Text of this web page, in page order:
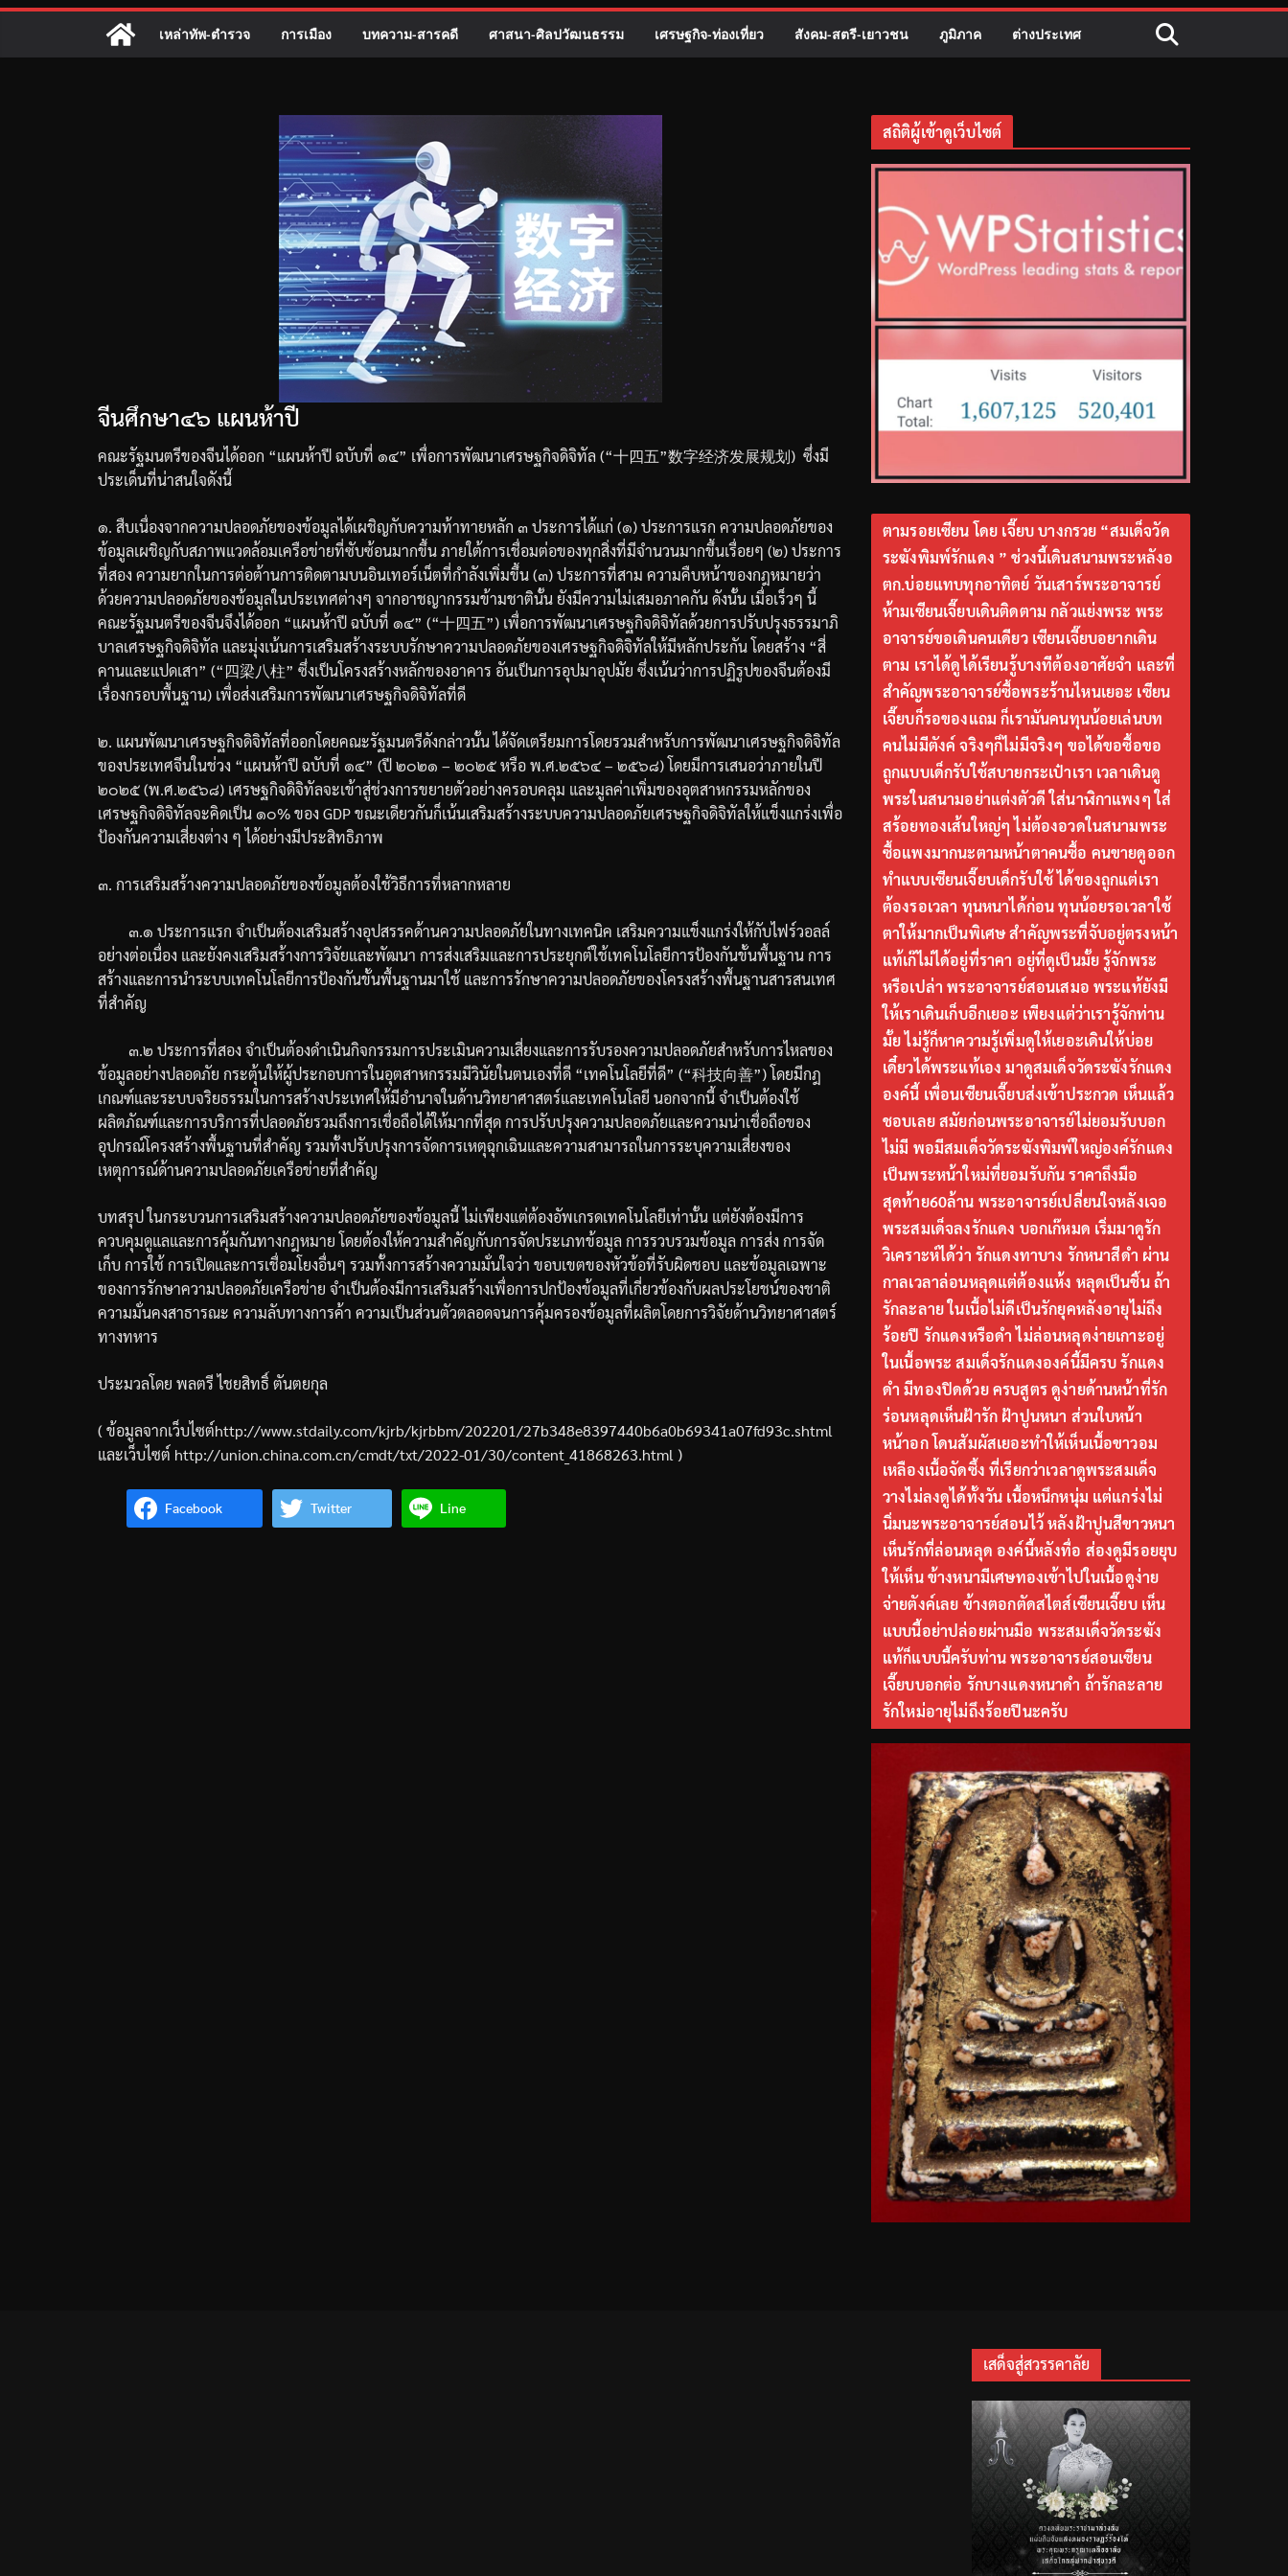
เหล่าทัพ-ตำรวจ การเมือง บทความ-สารคดี ศาสนา-ศิลปวัฒนธรรม เศรษฐกิจ-ท่องเที่ยว สังคม-สตรี-เยาวชน ภูมิภาค ต่างประเทศ
จีนศึกษา๔๖ แผนห้าปี
คณะรัฐมนตรีของจีนได้ออก “แผนห้าปีฉบับที่ ๑๔” เพื่อการพัฒนาเศรษฐกิจดิจิทัล (“十四五”数字经济发展规划) ซึ่งมี
ประเด็นที่น่าสนใจดังนี้
๑. สืบเนื่องจากความปลอดภัยของข้อมูลได้เผชิญกับความท้าทายหลัก ๓ ประการได้แก่ (๑)ประการแรก ความปลอดภัยของ
ข้อมูลเผชิญกับสภาพแวดล้อมเครือข่ายที่ซับซ้อนมากขึ้นภายใต้การเชื่อมต่อของทุกสิ่งที่มีจำนวนมากขึ้นเรื่อยๆ (๒)ประการ
ที่สอง ความยากในการต่อต้านการติดตามบนอินเทอร์เน็ตที่กำลังเพิ่มขึ้น(๓)ประการที่สาม ความคืบหน้าของกฎหมายว่า
ด้วยความปลอดภัยของข้อมูลในประเทศต่างๆ จากอาชญากรรมข้ามชาตินั้นยังมีความไม่เสมอภาคกันดังนั้น เมื่อเร็วๆ นี้
คณะรัฐมนตรีของจีนจึงได้ออก “แผนห้าปีฉบับที่ ๑๔” (“十四五”) เพื่อการพัฒนาเศรษฐกิจดิจิทัลด้วยการปรับปรุงธรรมาภิ
บาลเศรษฐกิจดิจิทัล และมุ่งเน้นการเสริมสร้างระบบรักษาความปลอดภัยของเศรษฐกิจดิจิทัลให้มีหลักประกันโดยสร้าง “สี่
คานและแปดเสา” (“四梁八柱” ซึ่งเป็นโครงสร้างหลักของอาคาร อันเป็นการอุปมาอุปมัย ซึ่งเน้นว่าการปฏิรูปของจีนต้องมี
เรื่องกรอบพื้นฐาน) เพื่อส่งเสริมการพัฒนาเศรษฐกิจดิจิทัลที่ดี
๒. แผนพัฒนาเศรษฐกิจดิจิทัลที่ออกโดยคณะรัฐมนตรีดังกล่าวนั้นได้จัดเตรียมการโดยรวมสำหรับการพัฒนาเศรษฐกิจดิจิทัล
ของประเทศจีนในช่วง “แผนห้าปีฉบับที่ ๑๔” (ปี๒๐๒๑ – ๒๐๒๕หรือพ.ศ.๒๕๖๔– ๒๕๖๘)โดยมีการเสนอว่าภายในปี
๒๐๒๕(พ.ศ.๒๕๖๘) เศรษฐกิจดิจิทัลจะเข้าสู่ช่วงการขยายตัวอย่างครอบคลุม และมูลค่าเพิ่มของอุตสาหกรรมหลักของ
เศรษฐกิจดิจิทัลจะคิดเป็น๑๐%ของ GDPขณะเดียวกันก็เน้นเสริมสร้างระบบความปลอดภัยเศรษฐกิจดิจิทัลให้แข็งแกร่งเพื่อ
ป้องกันความเสี่ยงต่าง ๆ ได้อย่างมีประสิทธิภาพ
๓. การเสริมสร้างความปลอดภัยของข้อมูลต้องใช้วิธีการที่หลากหลาย
๓.๑ ประการแรก จำเป็นต้องเสริมสร้างอุปสรรคด้านความปลอดภัยในทางเทคนิค เสริมความแข็งแกร่งให้กับไฟร์วอลล์
อย่างต่อเนื่อง และยังคงเสริมสร้างการวิจัยและพัฒนา การส่งเสริมและการประยุกต์ใช้เทคโนโลยีการป้องกันขั้นพื้นฐานการ
สร้างและการนำระบบเทคโนโลยีการป้องกันขั้นพื้นฐานมาใช้ และการรักษาความปลอดภัยของโครงสร้างพื้นฐานสารสนเทศ
ที่สำคัญ
๓.๒ ประการที่สอง จำเป็นต้องดำเนินกิจกรรมการประเมินความเสี่ยงและการรับรองความปลอดภัยสำหรับการไหลของ
ข้อมูลอย่างปลอดภัย กระตุ้นให้ผู้ประกอบการในอุตสาหกรรมมีวินัยในตนเองที่ดี “เทคโนโลยีที่ดี” (“科技向善”)โดยมีกฎ
เกณฑ์และระบบจริยธรรมในการสร้างประเทศให้มีอำนาจในด้านวิทยาศาสตร์และเทคโนโลยี นอกจากนี้จำเป็นต้องใช้
ผลิตภัณฑ์และการบริการที่ปลอดภัยรวมถึงการเชื่อถือได้ให้มากที่สุดการปรับปรุงความปลอดภัยและความน่าเชื่อถือของ
อุปกรณ์โครงสร้างพื้นฐานที่สำคัญ รวมทั้งปรับปรุงการจัดการเหตุฉุกเฉินและความสามารถในการระบุความเสี่ยงของ
เหตุการณ์ด้านความปลอดภัยเครือข่ายที่สำคัญ
บทสรุปในกระบวนการเสริมสร้างความปลอดภัยของข้อมูลนี้ไม่เพียงแต่ต้องอัพเกรดเทคโนโลยีเท่านั้น แต่ยังต้องมีการ
ควบคุมดูแลและการคุ้มกันทางกฎหมาย โดยต้องให้ความสำคัญกับการจัดประเภทข้อมูล การรวบรวมข้อมูล การส่ง การจัด
เก็บการใช้การเปิดและการเชื่อมโยงอื่นๆ รวมทั้งการสร้างความมั่นใจว่า ขอบเขตของหัวข้อที่รับผิดชอบ และข้อมูลเฉพาะ
ของการรักษาความปลอดภัยเครือข่าย จำเป็นต้องมีการเสริมสร้างเพื่อการปกป้องข้อมูลที่เกี่ยวข้องกับผลประโยชน์ของชาติ
ความมั่นคงสาธารณะ ความลับทางการค้า ความเป็นส่วนตัวตลอดจนการคุ้มครองข้อมูลที่ผลิตโดยการวิจัยด้านวิทยาศาสตร์
ทางทหาร
ประมวลโดย พลตรี ไชยสิทธิ์ ตันตยกุล
(ข้อมูลจากเว็บไซต์http://www.stdaily.com/kjrb/kjrbbm/202201/27b348e8397440b6a0b69341a07fd93c.shtml
และเว็บไซต์ http://union.china.com.cn/cmdt/txt/2022-01/30/content_41868263.html )
Facebook Twitter Line
สถิติผู้เข้าดูเว็บไซต์
ตามรอยเซียน โดย เจี๊ยบ บางกรวย “สมเด็จวัด
ระฆังพิมพ์รักแดง ” ช่วงนี้เดินสนามพระหลังอ
ตก.บ่อยแทบทุกอาทิตย์ วันเสาร์พระอาจารย์
ห้ามเซียนเจี๊ยบเดินติดตาม กลัวแย่งพระ พระ
อาจารย์ขอเดินคนเดียว เซียนเจี๊ยบอยากเดิน
ตาม เราได้ดูได้เรียนรู้บางทีต้องอาศัยจำ และที่
สำคัญพระอาจารย์ซื้อพระร้านไหนเยอะ เซียน
เจี๊ยบก็รอของแถม ก็เรามันคนทุนน้อยเล่นบท
คนไม่มีตังค์ จริงๆก็ไม่มีจริงๆ ขอได้ขอซื้อขอ
ถูกแบบเด็กรับใช้สบายกระเป๋าเรา เวลาเดินดู
พระในสนามอย่าแต่งตัวดี ใส่นาฬิกาแพงๆ ใส่
สร้อยทองเส้นใหญ่ๆ ไม่ต้องอวดในสนามพระ
ซื้อแพงมากนะตามหน้าตาคนซื้อ คนขายดูออก
ทำแบบเซียนเจี๊ยบเด็กรับใช้ ได้ของถูกแต่เรา
ต้องรอเวลา ทุนหนาได้ก่อน ทุนน้อยรอเวลาใช้
ตาให้มากเป็นพิเศษ สำคัญพระที่จับอยู่ตรงหน้า
แท้เก๊ไม่ได้อยู่ที่ราคา อยู่ที่ดูเป็นมั้ย รู้จักพระ
หรือเปล่า พระอาจารย์สอนเสมอ พระแท้ยังมี
ให้เราเดินเก็บอีกเยอะ เพียงแต่ว่าเรารู้จักท่าน
มั้ย ไม่รู้ก็หาความรู้เพิ่มดูให้เยอะเดินให้บ่อย
เดี๋ยวได้พระแท้เอง มาดูสมเด็จวัดระฆังรักแดง
องค์นี้ เพื่อนเซียนเจี๊ยบส่งเข้าประกวด เห็นแล้ว
ชอบเลย สมัยก่อนพระอาจารย์ไม่ยอมรับบอก
ไม่มี พอมีสมเด็จวัดระฆังพิมพ์ใหญ่องค์รักแดง
เป็นพระหน้าใหม่ที่ยอมรับกัน ราคาถึงมือ
สุดท้าย60ล้าน พระอาจารย์เปลี่ยนใจหลังเจอ
พระสมเด็จลงรักแดง บอกเก๊หมด เริ่มมาดูรัก
วิเคราะห์ได้ว่า รักแดงทาบาง รักหนาสีดำ ผ่าน
กาลเวลาล่อนหลุดแต่ต้องแห้ง หลุดเป็นชิ้น ถ้า
รักละลาย ในเนื้อไม่ดีเป็นรักยุคหลังอายุไม่ถึง
ร้อยปี รักแดงหรือดำ ไม่ล่อนหลุดง่ายเกาะอยู่
ในเนื้อพระ สมเด็จรักแดงองค์นี้มีครบ รักแดง
ดำ มีทองปิดด้วย ครบสูตร ดูง่ายด้านหน้าที่รัก
ร่อนหลุดเห็นฝ้ารัก ฝ้าปูนหนา ส่วนใบหน้า
หน้าอก โดนสัมผัสเยอะทำให้เห็นเนื้อขาวอม
เหลืองเนื้อจัดซึ้ง ที่เรียกว่าเวลาดูพระสมเด็จ
วางไม่ลงดูได้ทั้งวัน เนื้อหนึกหนุ่ม แต่แกร่งไม่
นิ่มนะพระอาจารย์สอนไว้ หลังฝ้าปูนสีขาวหนา
เห็นรักที่ล่อนหลุด องค์นี้หลังทื่อ ส่องดูมีรอยยุบ
ให้เห็น ข้างหนามีเศษทองเข้าไปในเนื้อดูง่าย
จ่ายตังค์เลย ข้างตอกตัดสไตส์เซียนเจี๊ยบ เห็น
แบบนี้อย่าปล่อยผ่านมือ พระสมเด็จวัดระฆัง
แท้ก็แบบนี้ครับท่าน พระอาจารย์สอนเซียน
เจี๊ยบบอกต่อ รักบางแดงหนาดำ ถ้ารักละลาย
รักใหม่อายุไม่ถึงร้อยปีนะครับ
เสด็จสู่สวรรคาลัย